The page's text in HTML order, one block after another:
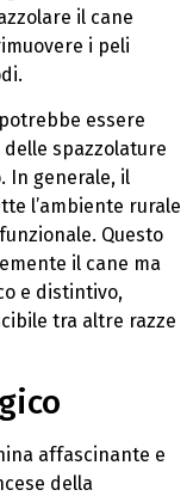
il cane
i peli
essere
spazzolature
In generale, il
l’ambiente rurale
Questo
il cane ma
e distintivo,
tra altre razze
affascinante e
della